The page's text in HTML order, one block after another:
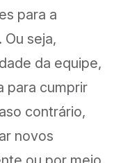
para a
seja,
da equipe,
para cumprir
contrário,
novos